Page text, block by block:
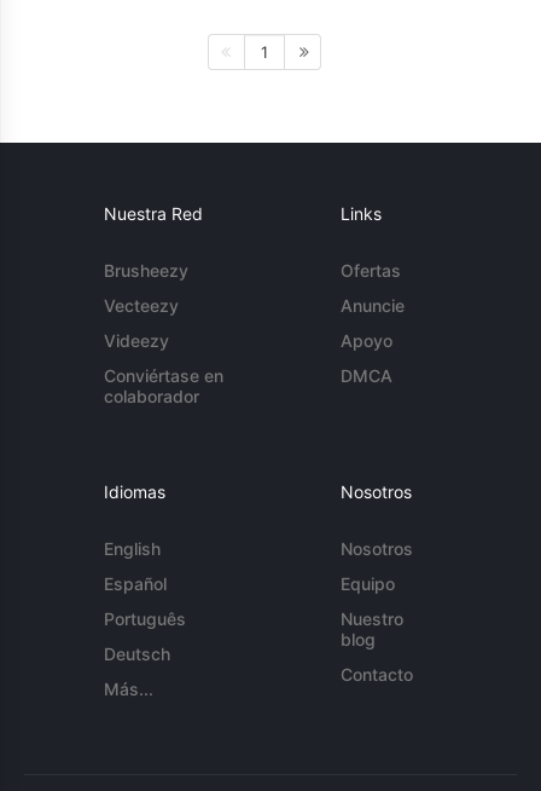
1
Nuestra Red
Brusheezy
Vecteezy
Videezy
Conviértase en
colaborador
Links
Ofertas
Anuncie
Apoyo
DMCA
Idiomas
English
Español
Português
Deutsch
Más...
Nosotros
Nosotros
Equipo
Nuestro
blog
Contacto